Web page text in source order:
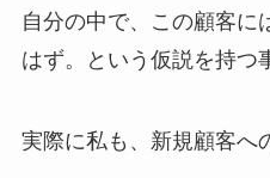
自分の中で、この顧客に
はず。という仮説を持つ
実際に私も、新規顧客へ